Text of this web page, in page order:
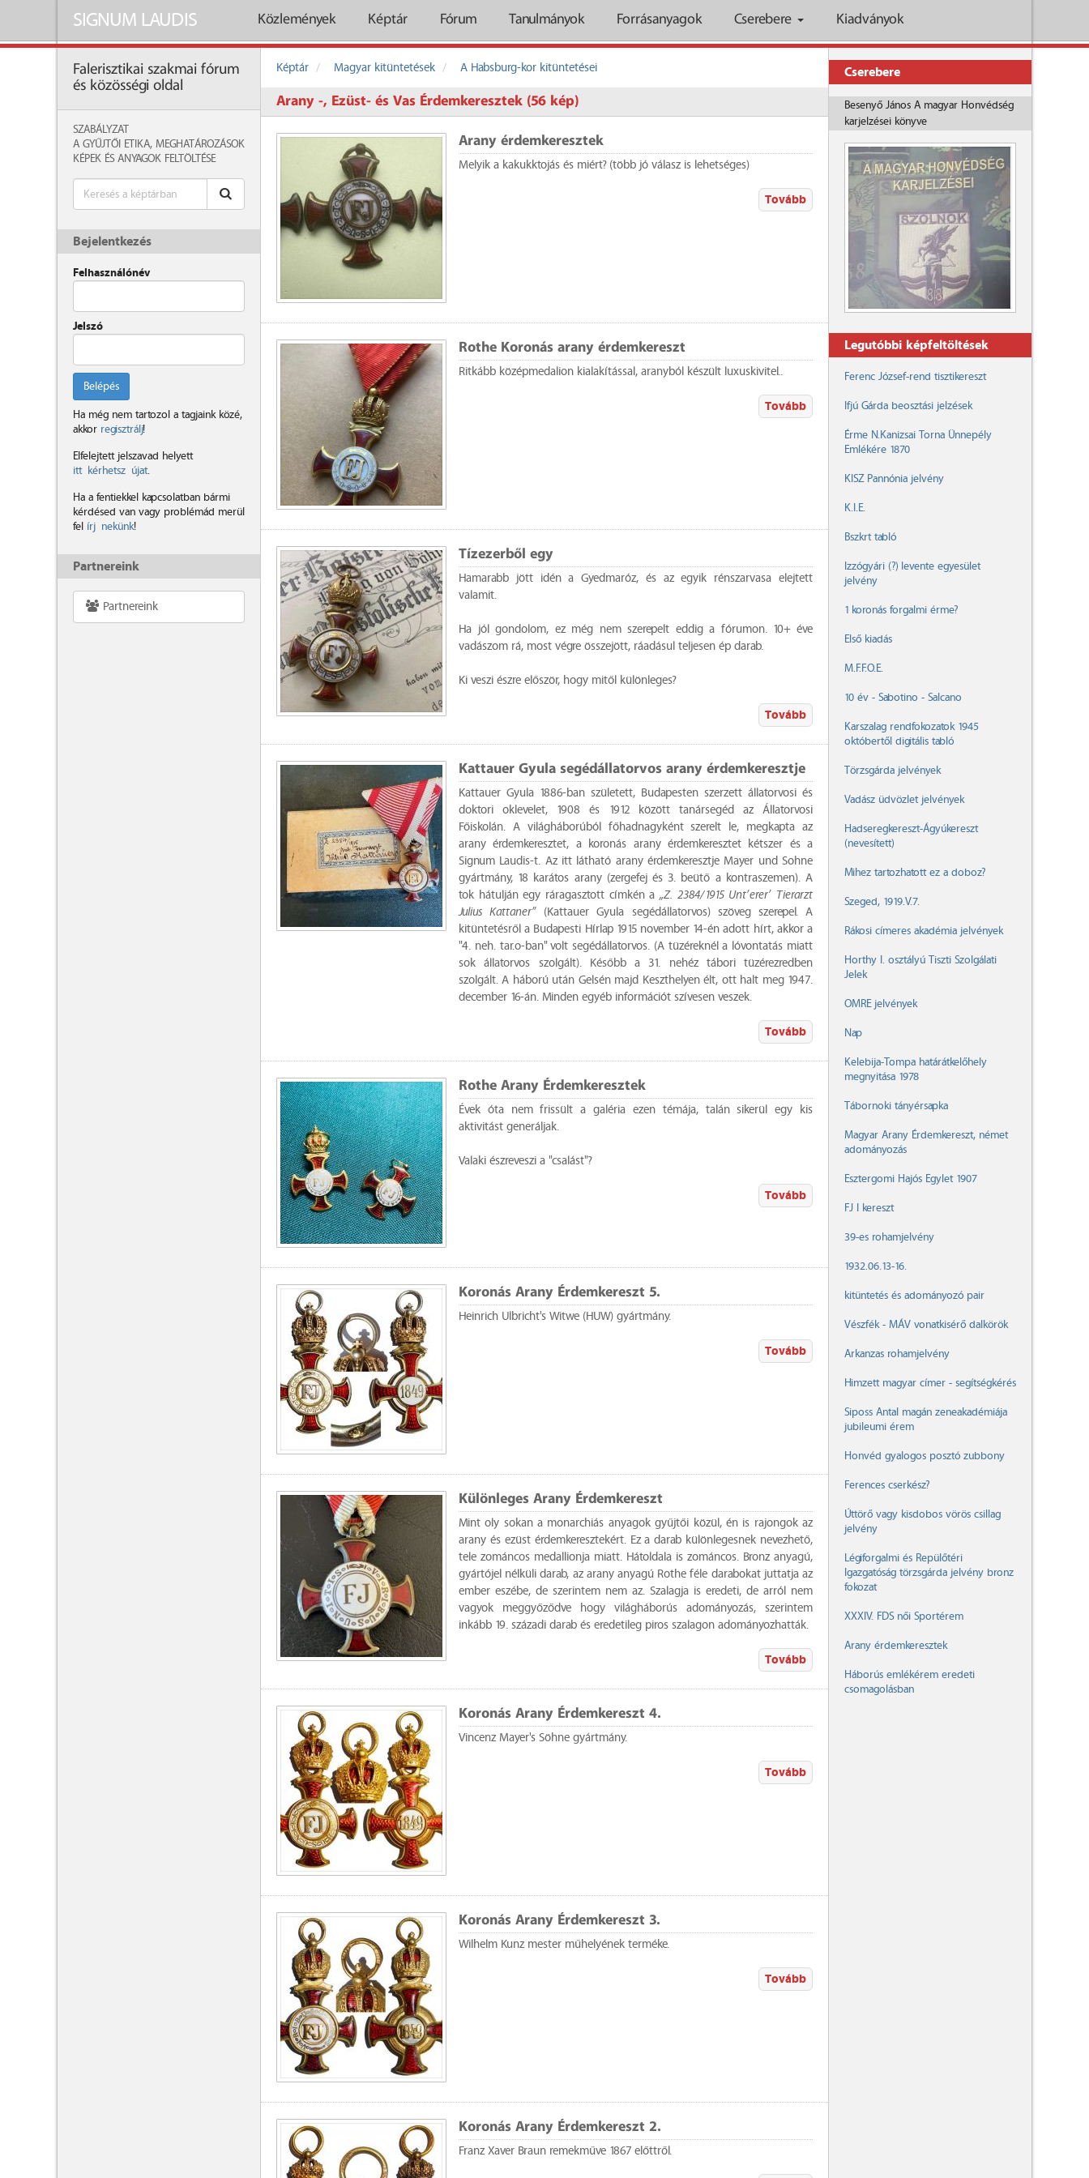
SIGNUM LAUDIS Közlemények Képtár Fórum Tanulmányok Forrásanyagok Cserebere Kiadványok
Falerisztikai szakmai fórum
és közösségi oldal
SZABÁLYZAT
A GYŰJTŐI ETIKA, MEGHATÁROZÁSOK
KÉPEK ÉS ANYAGOK FELTÖLTÉSE
Bejelentkezés
Felhasználónév
Jelszó
Belépés
Ha még nem tartozol a tagjaink közé,
akkor regisztrálj!
Elfelejtett jelszavad helyett
itt kérhetsz újat.
Ha a fentiekkel kapcsolatban bármi
kérdésed van vagy problémád merül
fel írj nekünk!
Partnereink
Partnereink
Képtár Magyar kitüntetések A Habsburg-kor kitüntetései
Arany -, Ezüst- és Vas Érdemkeresztek (56 kép)
Arany érdemkeresztek
Melyik a kakukktojás és miért? (több jó válasz is lehetséges)
Tovább
Rothe Koronás arany érdemkereszt
Ritkább középmedalion kialakítással, aranyból készült luxuskivitel..
Tovább
Tízezerből egy
Hamarabb jött idén a Gyedmaróz, és az egyik rénszarvasa elejtett
valamit.
Ha jól gondolom, ez még nem szerepelt eddig a fórumon. 10+ éve
vadászom rá, most végre összejött, ráadásul teljesen ép darab.
Ki veszi észre először, hogy mitől különleges?
Tovább
Kattauer Gyula segédállatorvos arany érdemkeresztje
Kattauer Gyula 1886-ban született, Budapesten szerzett állatorvosi és
doktori oklevelet, 1908 és 1912 között tanársegéd az Állatorvosi
Főiskolán. A világháborúból főhadnagyként szerelt le, megkapta az
arany érdemkeresztet, a koronás arany érdemkeresztet kétszer és a
Signum Laudis-t. Az itt látható arany érdemkeresztje Mayer und Sohne
gyártmány, 18 karátos arany (zergefej és 3. beütő a kontraszemen). A
tok hátulján egy ráragasztott címkén a „Z. 2384/1915 Unt’erer’ Tierarzt
Julius Kattaner” (Kattauer Gyula segédállatorvos) szöveg szerepel. A
kitüntetésről a Budapesti Hírlap 1915 november 14-én adott hírt, akkor a
"4. neh. tar.o-ban" volt segédállatorvos. (A tüzéreknél a lóvontatás miatt
sok állatorvos szolgált). Később a 31. nehéz tábori tüzérezredben
szolgált. A háború után Gelsén majd Keszthelyen élt, ott halt meg 1947.
december 16-án. Minden egyéb információt szívesen veszek.
Tovább
Rothe Arany Érdemkeresztek
Évek óta nem frissült a galéria ezen témája, talán sikerül egy kis
aktivitást generáljak.
Valaki észreveszi a "csalást"?
Tovább
Koronás Arany Érdemkereszt 5.
Heinrich Ulbricht's Witwe (HUW) gyártmány.
Tovább
Különleges Arany Érdemkereszt
Mint oly sokan a monarchiás anyagok gyűjtői közül, én is rajongok az
arany és ezüst érdemkeresztekért. Ez a darab különlegesnek nevezhető,
tele zománcos medallionja miatt. Hátoldala is zománcos. Bronz anyagú,
gyártójel nélküli darab, az arany anyagú Rothe féle darabokat juttatja az
ember eszébe, de szerintem nem az. Szalagja is eredeti, de arról nem
vagyok meggyőződve hogy világháborús adományozás, szerintem
inkább 19. századi darab és eredetileg piros szalagon adományozhatták.
Tovább
Koronás Arany Érdemkereszt 4.
Vincenz Mayer's Söhne gyártmány.
Tovább
Koronás Arany Érdemkereszt 3.
Wilhelm Kunz mester műhelyének terméke.
Tovább
Koronás Arany Érdemkereszt 2.
Franz Xaver Braun remekműve 1867 előttről.
Cserebere
Besenyő János A magyar Honvédség
karjelzései könyve
Legutóbbi képfeltöltések
Ferenc József-rend tisztikereszt
Ifjú Gárda beosztási jelzések
Érme N.Kanizsai Torna Ünnepély
Emlékére 1870
KISZ Pannónia jelvény
K.I.E.
Bszkrt tabló
Izzógyári (?) levente egyesület
jelvény
1 koronás forgalmi érme?
Első kiadás
M.F.F.O.E.
10 év - Sabotino - Salcano
Karszalag rendfokozatok 1945
októbertől digitális tabló
Törzsgárda jelvények
Vadász üdvözlet jelvények
Hadseregkereszt-Ágyúkereszt
(nevesített)
Mihez tartozhatott ez a doboz?
Szeged, 1919.V.7.
Rákosi címeres akadémia jelvények
Horthy I. osztályú Tiszti Szolgálati
Jelek
OMRE jelvények
Nap
Kelebija-Tompa határátkelőhely
megnyitása 1978
Tábornoki tányérsapka
Magyar Arany Érdemkereszt, német
adományozás
Esztergomi Hajós Egylet 1907
FJ I kereszt
39-es rohamjelvény
1932.06.13-16.
kitüntetés és adományozó pair
Vészfék - MÁV vonatkisérő dalkörök
Arkanzas rohamjelvény
Himzett magyar címer - segítségkérés
Siposs Antal magán zeneakadémiája
jubileumi érem
Honvéd gyalogos posztó zubbony
Ferences cserkész?
Úttörő vagy kisdobos vörös csillag
jelvény
Légiforgalmi és Repülőtéri
Igazgatóság törzsgárda jelvény bronz
fokozat
XXXIV. FDS női Sportérem
Arany érdemkeresztek
Háborús emlékérem eredeti
csomagolásban